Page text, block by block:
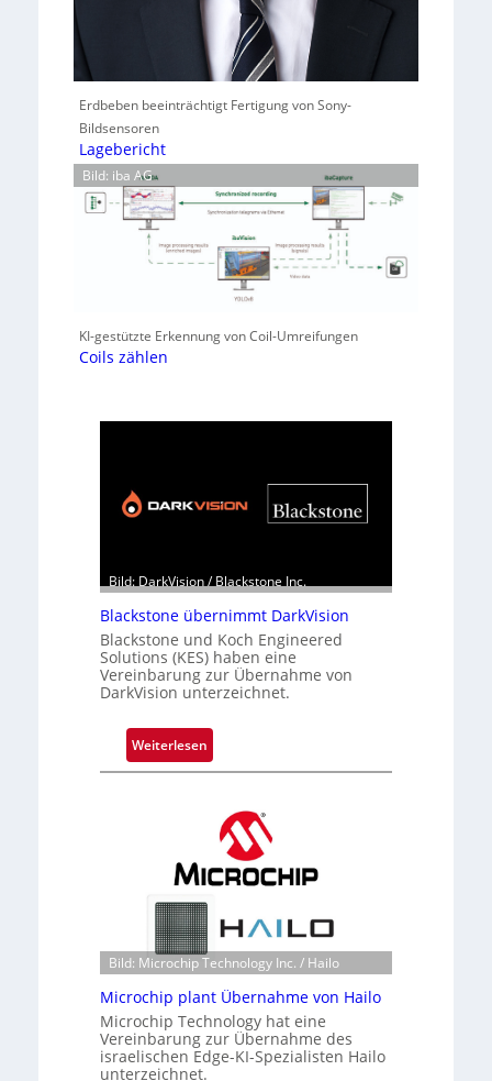
Erdbeben beeinträchtigt Fertigung von Sony-
Bildsensoren
Lagebericht
Bild: iba AG
KI-gestützte Erkennung von Coil-Umreifungen
Coils zählen
Bild: DarkVision / Blackstone Inc.
Blackstone übernimmt DarkVision
Blackstone und Koch Engineered
Solutions (KES) haben eine
Vereinbarung zur Übernahme von
DarkVision unterzeichnet.
Weiterlesen
B
s
t
n
e
ü
b
e
r
Bild: Microchip Technology Inc. / Hailo
Microchip plant Übernahme von Hailo
Microchip Technology hat eine
Vereinbarung zur Übernahme des
israelischen Edge-KI-Spezialisten Hailo
unterzeichnet.